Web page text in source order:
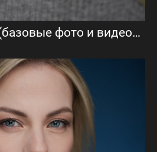
Алина Донцова (базовые фото и видеовизитка)